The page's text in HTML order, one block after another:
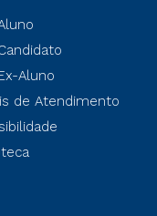
Aluno
de Atendimento